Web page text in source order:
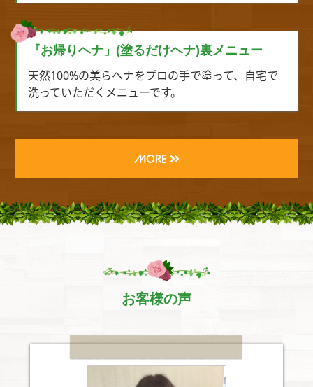
『お帰りヘナ」(塗るだけヘナ)裏メニュー
天然100%の美らヘナをプロの手で塗って、自宅で
洗っていただくメニューです。
MORE
お客様の声